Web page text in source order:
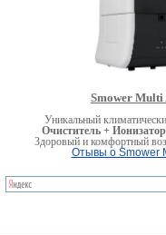
Smower Multi
Уникальный
Очиститель +
Здоровый и комфортный
Отывы о Smower